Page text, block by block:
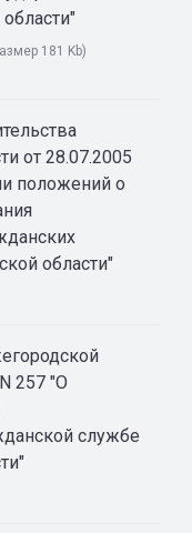
181 Kb)
от 28.07.2005
положений о
области"
257 "О
службе